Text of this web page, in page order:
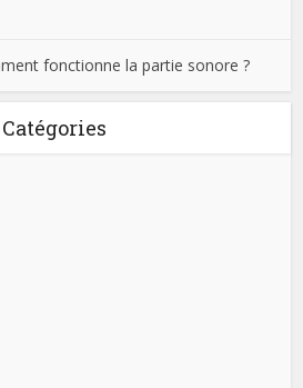
fonctionne la partie sonore ?
Catégories